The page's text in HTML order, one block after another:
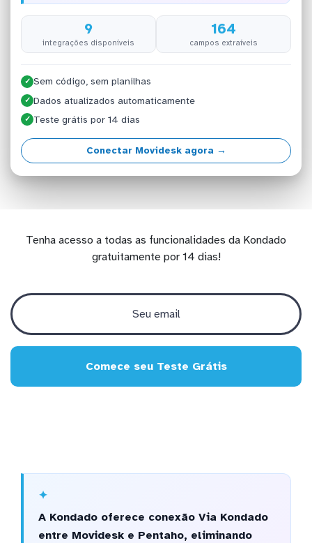
9
integrações disponíveis
164
campos extraíveis
✓ Sem código, sem planilhas
✓ Dados atualizados automaticamente
✓ Teste grátis por 14 dias
Conectar Movidesk agora →
Tenha acesso a todas as funcionalidades da Kondado
gratuitamente por 14 dias!
Comece seu Teste Grátis
A Kondado oferece conexão Via Kondado
entre Movidesk e Pentaho, eliminando